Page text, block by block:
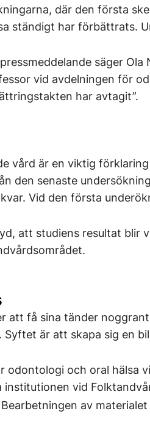
där den första
ständigt har förbättrats.
säger
vid avdelningen för
har avtagit”.
vård är en viktig
den senaste
Vid den första
att studiens resultat blir
att få sina tänder
är att skapa sig en
och oral hälsa
vid
av